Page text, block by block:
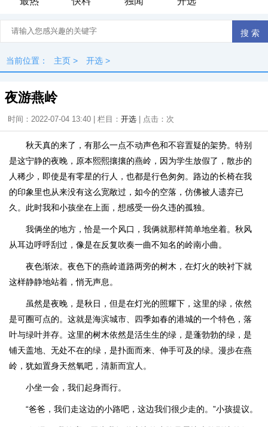
当前位置： 主页 > 开选 >
夜游燕岭
时间：2022-07-04 13:40 | 栏目： 开选 | 点击： 次
秋天真的来了，有那么一点不动声色和不容置疑的架势。特别
是这宁静的夜晚，原本熙熙攘攘的燕岭，因为学生放假了，散步的
人稀少，即使是有零星的行人，也都是行色匆匆。路边的长椅在我
的印象里也从来没有这么宽敞过，如今的空落，仿佛被人遗弃已
久。此时我和小孩坐在上面，想感受一份久违的孤独。
我俩坐的地方，恰是一个风口，我俩就那样简单地坐着。秋风
从耳边呼呼刮过，像是在反复吹奏一曲不知名的岭南小曲。
夜色渐浓。夜色下的燕岭道路两旁的树木，在灯火的映衬下就
这样静静地站着，悄无声息。
虽然是夜晚，是秋日，但是在灯光的照耀下，这里的绿，依然
是可圈可点的。这就是海滨城市、四季如春的港城的一个特色，落
叶与绿叶并存。这里的树木依然是活生生的绿，是蓬勃勃的绿，是
铺天盖地、无处不在的绿，是扑面而来、伸手可及的绿。漫步在燕
岭，犹如置身天然氧吧，清新而宜人。
小坐一会，我们起身而行。
“爸爸，我们走这边的小路吧，这边我们很少走的。”小孩提议。